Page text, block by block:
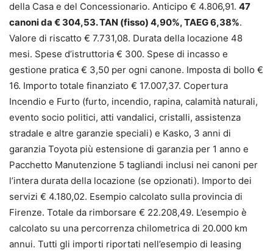
della Casa e del Concessionario. Anticipo € 4.806,91. 47
canoni da € 304,53. TAN (fisso) 4,90%, TAEG 6,38%.
Valore di riscatto € 7.731,08. Durata della locazione 48
mesi. Spese d’istruttoria € 300. Spese di incasso e
gestione pratica € 3,50 per ogni canone. Imposta di bollo €
16. Importo totale finanziato € 17.007,37. Copertura
Incendio e Furto (furto, incendio, rapina, calamità naturali,
evento socio politici, atti vandalici, cristalli, assistenza
stradale e altre garanzie speciali) e Kasko, 3 anni di
garanzia Toyota più estensione di garanzia per 1 anno e
Pacchetto Manutenzione 5 tagliandi inclusi nei canoni per
l’intera durata della locazione (se opzionati). Importo dei
servizi € 4.180,02. Esempio calcolato sulla provincia di
Firenze. Totale da rimborsare € 22.208,49. L’esempio è
calcolato su una percorrenza chilometrica di 20.000 km
annui. Tutti gli importi riportati nell’esempio di leasing